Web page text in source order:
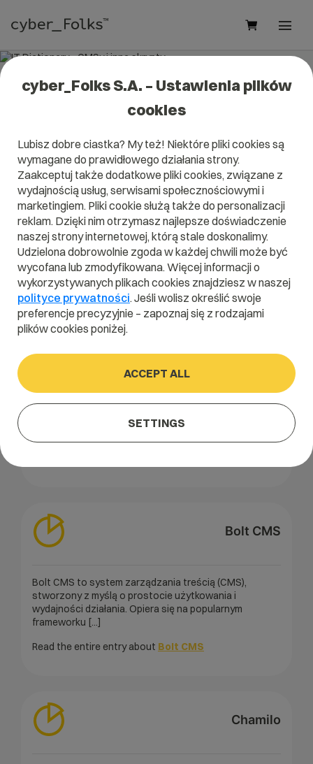
IT Dictionary - CMSy i inne skrypty
A B C D E F G H
I
J
K L M N O P Q
R
S
T U V W X Y Z
BEdita to zaawansowane narzędzie do zarządzania
treścią (CMS) i framework aplikacji, które umożliwia
tworzenie i zarządzanie różnorodnymi zasobami
Bolt CMS
Bolt CMS to system zarządzania treścią (CMS),
stworzony z myślą o prostocie użytkowania i
wydajności działania. Opiera się na popularnym
frameworku [...]
Read the entire entry about Bolt CMS
Chamilo
cyber_Folks S.A. – Ustawienia plików
cookies
Lubisz dobre ciastka? My też! Niektóre pliki cookies są
wymagane do prawidłowego działania strony.
Zaakceptuj także dodatkowe pliki cookies, związane z
wydajnością usług, serwisami społecznościowymi i
marketingiem. Pliki cookie służą także do personalizacji
reklam. Dzięki nim otrzymasz najlepsze doświadczenie
naszej strony internetowej, którą stale doskonalimy.
Udzielona dobrowolnie zgoda w każdej chwili może być
wycofana lub zmodyfikowana. Więcej informacji o
wykorzystywanych plikach cookies znajdziesz w naszej
polityce prywatności. Jeśli wolisz określić swoje
preferencje precyzyjnie – zapoznaj się z rodzajami
plików cookies poniżej.
ACCEPT ALL
SETTINGS